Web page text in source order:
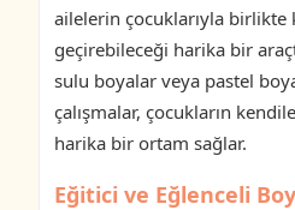
ailelerin çocuklarıyla birlikte
geçirebileceği harika bir
sulu boyalar veya pastel
çalışmalar, çocukların
harika bir ortam sağlar.
Eğitici ve Eğlenceli